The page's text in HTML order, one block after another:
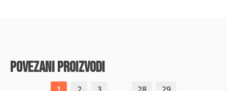
povezani proizvodi